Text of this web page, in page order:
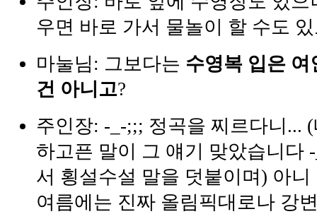
우면 바로 가서 물놀이 할 수도
마눌님: 그보다는 수영복 입은
건 아니고?
주인장: -_-;;; 정곡을 찌르다니...
하고픈 말이 그 얘기 맞았습니다
서 횡설수설 말을 덧붙이며) 아
여름에는 진짜 올림픽대로나 강